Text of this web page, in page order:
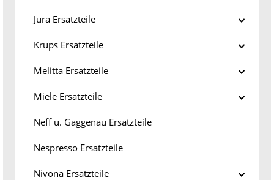
Jura Ersatzteile
Krups Ersatzteile
Melitta Ersatzteile
Miele Ersatzteile
Neff u. Gaggenau Ersatzteile
Nespresso Ersatzteile
Nivona Ersatzteile